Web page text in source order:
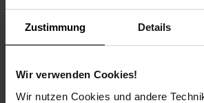
Zustimmung Details
Wir verwenden Cookies!
Wir nutzen Cookies und andere
Payback Punkte
Produktbeschreibung